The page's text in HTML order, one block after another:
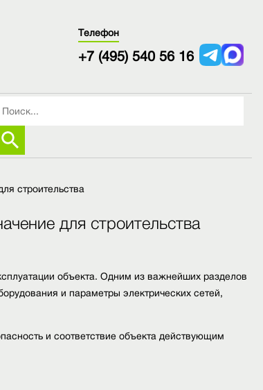
Телефон
+7 (495) 540 56 16
строительства
для строительства
объекта. Одним из важнейших разделов
и параметры электрических сетей,
и соответствие объекта действующим